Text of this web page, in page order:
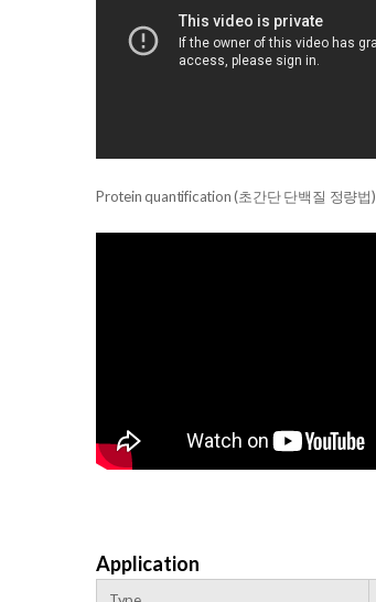
Protein quantification (초간단 단백질 정량법)
Application